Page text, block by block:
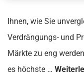
Ihnen, wie Sie
Verdrängungs- und
Märkte zu eng
es höchste …